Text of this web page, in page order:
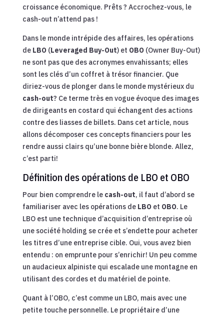
croissance économique. Prêts ? Accrochez-vous, le
cash-out n’attend pas !
Dans le monde intrépide des affaires, les opérations
de LBO (Leveraged Buy-Out) et OBO (Owner Buy-Out)
ne sont pas que des acronymes envahissants; elles
sont les clés d’un coffret à trésor financier. Que
diriez-vous de plonger dans le monde mystérieux du
cash-out? Ce terme très en vogue évoque des images
de dirigeants en costard qui échangent des actions
contre des liasses de billets. Dans cet article, nous
allons décomposer ces concepts financiers pour les
rendre aussi clairs qu’une bonne bière blonde. Allez,
c’est parti!
Définition des opérations de LBO et OBO
Pour bien comprendre le cash-out, il faut d’abord se
familiariser avec les opérations de LBO et OBO. Le
LBO est une technique d’acquisition d’entreprise où
une société holding se crée et s’endette pour acheter
les titres d’une entreprise cible. Oui, vous avez bien
entendu : on emprunte pour s’enrichir! Un peu comme
un audacieux alpiniste qui escalade une montagne en
utilisant des cordes et du matériel de pointe.
Quant à l’OBO, c’est comme un LBO, mais avec une
petite touche personnelle. Le propriétaire d’une